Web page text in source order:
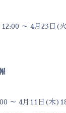
～ 4月23日(
～ 4月11日(木